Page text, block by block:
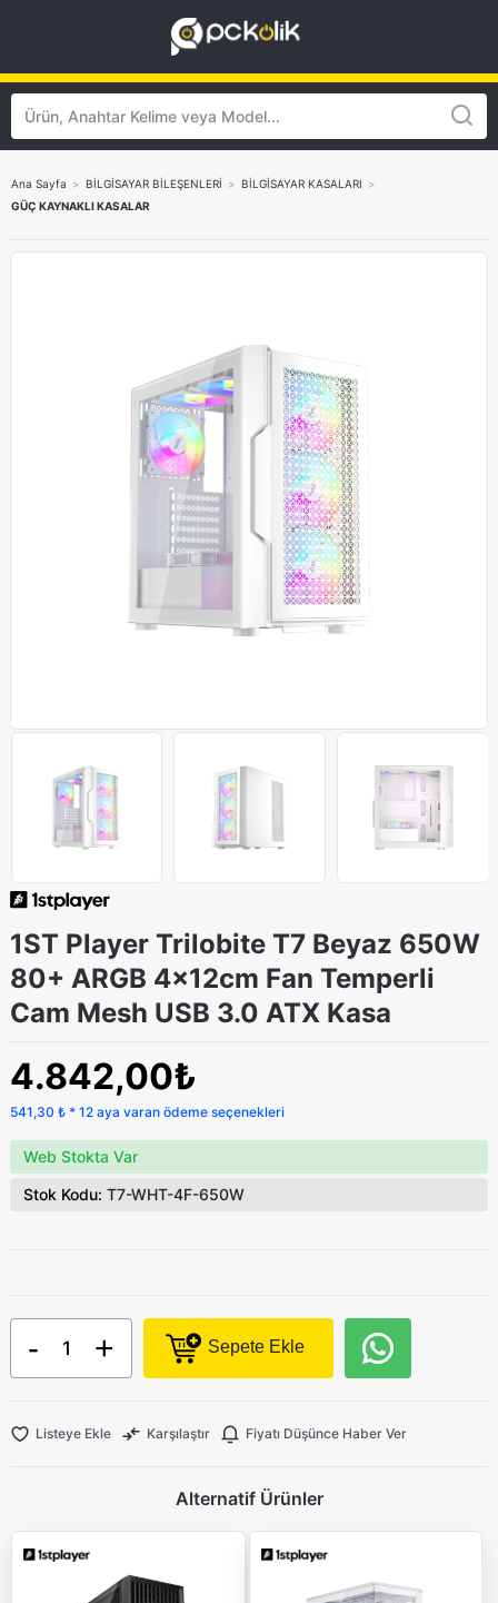
Ana Sayfa > BİLGİSAYAR BİLEŞENLERİ > BİLGİSAYAR KASALARI >
GÜÇ KAYNAKLI KASALAR
1ST Player Trilobite T7 Beyaz 650W
80+ ARGB 4x12cm Fan Temperli
Cam Mesh USB 3.0 ATX Kasa
4.842,00₺
541,30 ₺ * 12 aya varan ödeme seçenekleri
Web Stokta Var
Stok Kodu: T7-WHT-4F-650W
- + Sepete Ekle
Listeye Ekle Karşılaştır Fiyatı Düşünce Haber Ver
Alternatif Ürünler